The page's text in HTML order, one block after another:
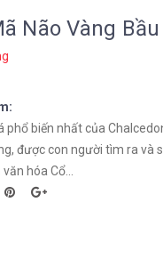
Não Vàng
phổ biến nhất của
được con người tìm ra và
hóa Cổ...